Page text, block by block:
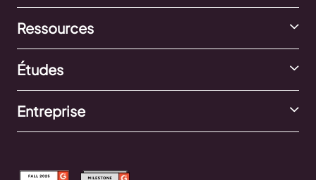
Ressources
Études
Entreprise